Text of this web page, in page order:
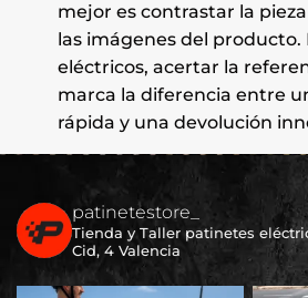
mejor es contrastar la
las imágenes del
eléctricos, acertar la
marca la diferencia entre
rápida y una devolución
patinetestore_
Tienda y Taller patinetes
Cid, 4 Valencia